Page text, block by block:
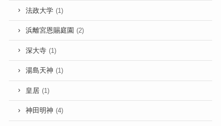
法政大学 (1)
浜離宮恩賜庭園 (2)
深大寺 (1)
湯島天神 (1)
皇居 (1)
神田明神 (4)